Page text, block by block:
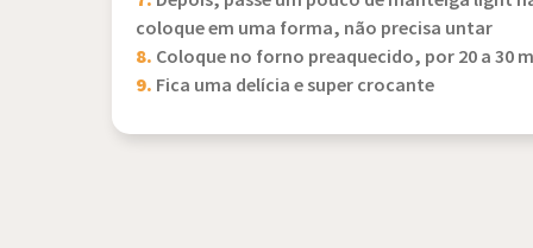
coloque em uma forma, não precisa untar
8. Coloque no forno preaquecido, por 20 a 30
9. Fica uma delícia e super crocante